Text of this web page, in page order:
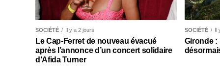
SOCIÉTÉ Il y a 2 jours
Le Cap-Ferret de nouveau évacué
après l’annonce d’un concert solidaire
d’Afida Turner
SOCIÉTÉ Il
Gironde :